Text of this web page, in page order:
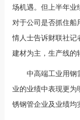
场机遇。但上半年业
对于公司是否抓住船
情人士告诉财联社记
建材为主，生产线的
中高端工业用钢
业的业绩中表现更为
锈钢管企业及业绩均